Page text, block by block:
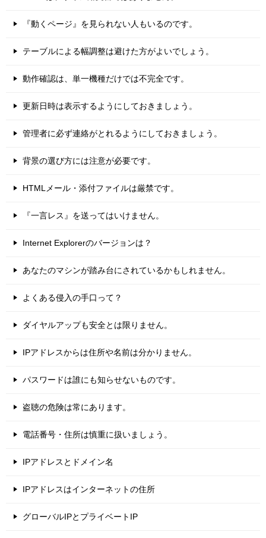
『動くページ』を見られない人もいるのです。
テーブルによる幅調整は避けた方がよいでしょう。
動作確認は、単一機種だけでは不完全です。
更新日時は表示するようにしておきましょう。
管理者に必ず連絡がとれるようにしておきましょう。
背景の選び方には注意が必要です。
HTMLメール・添付ファイルは厳禁です。
『一言レス』を送ってはいけません。
Internet Explorerのバージョンは？
あなたのマシンが踏み台にされているかもしれません。
よくある侵入の手口って？
ダイヤルアップも安全とは限りません。
IPアドレスからは住所や名前は分かりません。
パスワードは誰にも知らせないものです。
盗聴の危険は常にあります。
電話番号・住所は慎重に扱いましょう。
IPアドレスとドメイン名
IPアドレスはインターネットの住所
グローバルIPとプライベートIP